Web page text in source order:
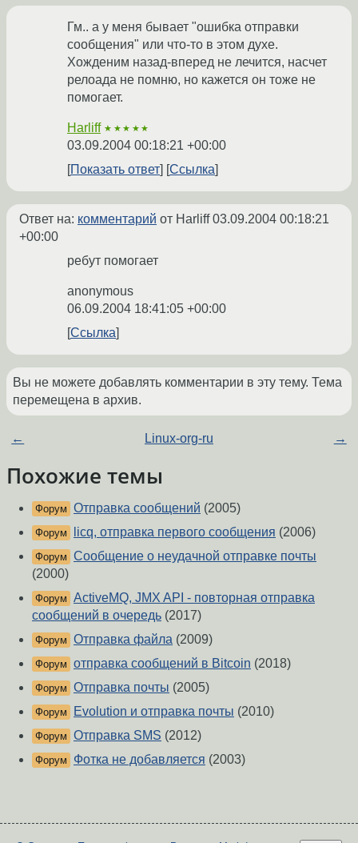
Гм.. а у меня бывает "ошибка отправки
сообщения" или что-то в этом духе.
Хожденим назад-вперед не лечится, насчет
релоада не помню, но кажется он тоже не
помогает.
Harliff ★★★★★
03.09.2004 00:18:21 +00:00
Показать ответ
Ссылка
Ответ на: комментарий от Harliff03.09.2004 00:18:21
+00:00
ребут помогает
anonymous
06.09.2004 18:41:05 +00:00
Ссылка
Вы не можете добавлять комментарии в эту тему. Тема
перемещена в архив.
← Linux-org-ru →
Похожие темы
Форум Отправка сообщений (2005)
Форум licq, отправка первого сообщения (2006)
Форум Сообщение о неудачной отправке почты
(2000)
Форум ActiveMQ, JMX API - повторная отправка
сообщений в очередь (2017)
Форум Отправка файла (2009)
Форум отправка сообщений в Bitcoin (2018)
Форум Отправка почты (2005)
Форум Evolution и отправка почты (2010)
Форум Отправка SMS (2012)
Форум Фотка не добавляется (2003)